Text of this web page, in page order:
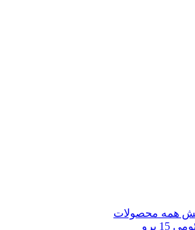
همه محصولات
پرو